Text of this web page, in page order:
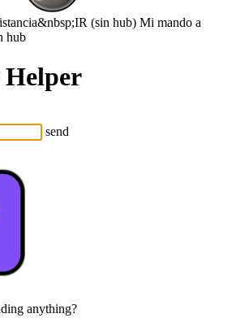
(sin hub) Mi mando a
hub
send
anything?